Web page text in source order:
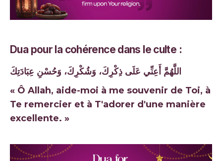
Dua pour la cohérence dans le culte :
اللَّهُمَّ أَعِنِّي عَلَى ذِكْرِكَ، وَشُكْرِكَ، وَحُسْنِ عِبَادَتِكَ
« Ô Allah, aide-moi à me souvenir de Toi, à
Te remercier et à T'adorer d'une manière
excellente. »